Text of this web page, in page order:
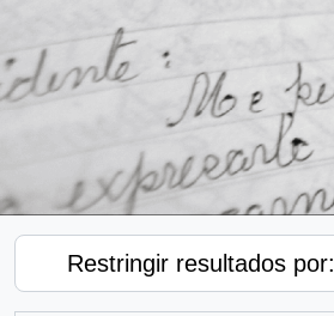
Restringir resultados por: